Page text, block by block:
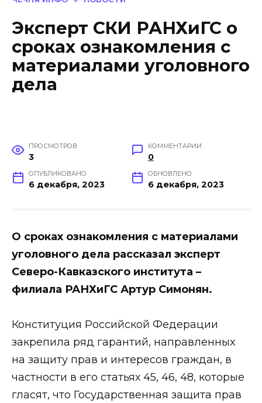
Эксперт СКИ РАНХиГС о
сроках ознакомления с
материалами уголовного
дела
ПРОСМОТРОВ
3
КОММЕНТАРИИ
0
ОПУБЛИКОВАНО
6 декабря, 2023
ОБНОВЛЕНО
6 декабря, 2023
О сроках ознакомления с материалами
уголовного дела рассказал эксперт
Северо-Кавказского института –
филиала РАНХиГС Артур Симонян.
Конституция Российской Федерации
закрепила ряд гарантий, направленных
на защиту прав и интересов граждан, в
частности в его статьях 45, 46, 48, которые
гласят, что Государственная защита прав